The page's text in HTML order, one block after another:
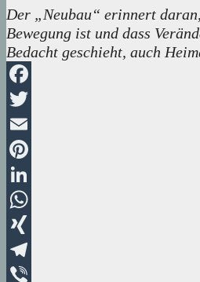
Der „Neubau“ erinnert
Bewegung ist und dass
Bedacht geschieht, auch
Facebook
Twitter
Email
Pinterest
LinkedIn
WhatsApp
XING
Telegram